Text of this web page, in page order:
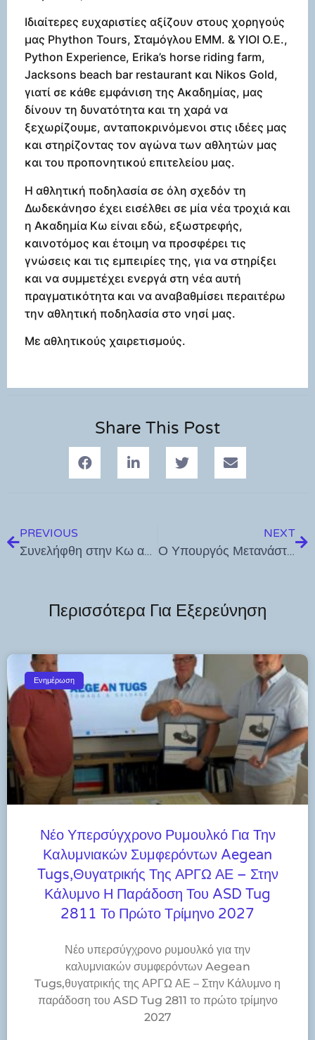
Ιδιαίτερες ευχαριστίες αξίζουν στους χορηγούς
μας Phython Tours, Σταμόγλου ΕΜΜ. & ΥΙΟΙ Ο.Ε.,
Python Experience, Erika’s horse riding farm,
Jacksons beach bar restaurant και Nikos Gold,
γιατί σε κάθε εμφάνιση της Ακαδημίας, μας
δίνουν τη δυνατότητα και τη χαρά να
ξεχωρίζουμε, ανταποκρινόμενοι στις ιδέες μας
και στηρίζοντας τον αγώνα των αθλητών μας
και του προπονητικού επιτελείου μας.
Η αθλητική ποδηλασία σε όλη σχεδόν τη
Δωδεκάνησο έχει εισέλθει σε μία νέα τροχιά και
η Ακαδημία Κω είναι εδώ, εξωστρεφής,
καινοτόμος και έτοιμη να προσφέρει τις
γνώσεις και τις εμπειρίες της, για να στηρίξει
και να συμμετέχει ενεργά στη νέα αυτή
πραγματικότητα και να αναβαθμίσει περαιτέρω
την αθλητική ποδηλασία στο νησί μας.
Με αθλητικούς χαιρετισμούς.
Share This Post
PREVIOUS
Συνελήφθη στην Κω αλλοδαπός διεθνώς διωκόμενος με Ερυθρά Αγγελία Αναζητήσεων της INTERPOL Περού
NEXT
Ο Υπουργός Μετανάστευσης στον Έπαρχο Κω
Περισσότερα Για Εξερεύνηση
Ενημέρωση
Νέο Υπερσύγχρονο Ρυμουλκό Για Την
Καλυμνιακών Συμφερόντων Aegean
Tugs,θυγατρικής Της ΑΡΓΩ ΑΕ – Στην
Κάλυμνο Η Παράδοση Του ASD Tug
2811 Το Πρώτο Τρίμηνο 2027
Νέο υπερσύγχρονο ρυμουλκό για την
καλυμνιακών συμφερόντων Aegean
Tugs,θυγατρικής της ΑΡΓΩ ΑΕ – Στην Κάλυμνο η
παράδοση του ASD Tug 2811 το πρώτο τρίμηνο
2027